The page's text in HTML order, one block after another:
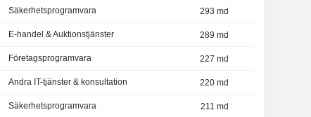
Säkerhetsprogramvara 293 md
E-handel & Auktionstjänster 289 md
Företagsprogramvara 227 md
Andra IT-tjänster & konsultation 220 md
Säkerhetsprogramvara 211 md